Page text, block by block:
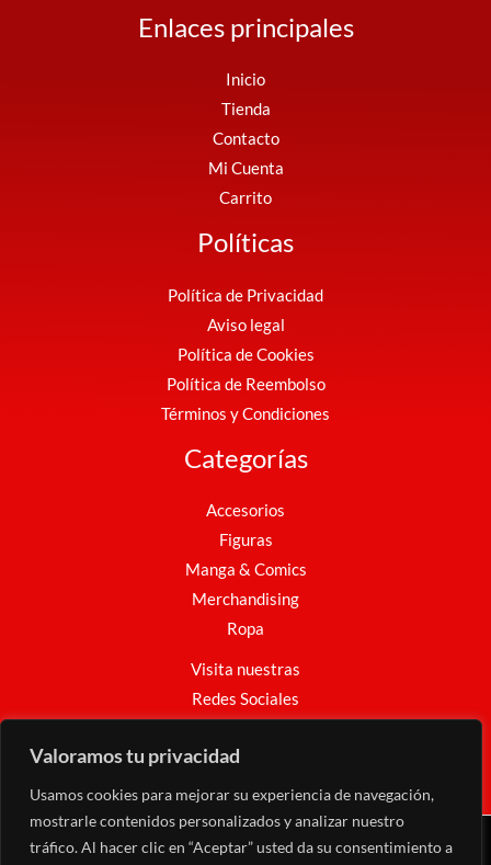
Valoramos tu privacidad
Usamos cookies para mejorar su experiencia de navegación,
mostrarle contenidos personalizados y analizar nuestro
tráfico. Al hacer clic en “Aceptar” usted da su consentimiento a
Enlaces principales
Inicio
Tienda
Contacto
Mi Cuenta
Carrito
Políticas
Política de Privacidad
Aviso legal
Política de Cookies
Política de Reembolso
Términos y Condiciones
Categorías
Accesorios
Figuras
Manga & Comics
Merchandising
Ropa
Visita nuestras
Redes Sociales
Copyright © 2026 Nakama Mundo Friki